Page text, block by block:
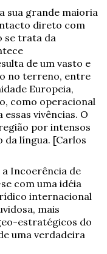
sua grande maioria
direto com
se trata da
de um vasto e
no terreno, entre
Europeia,
como operacional
vivências. O
por intensos
da língua. [Carlos
a Incoerência de
com uma idéia
internacional
mais
estratégicos do
uma verdadeira